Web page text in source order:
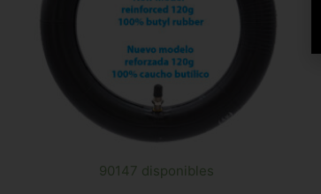
90147 disponibles